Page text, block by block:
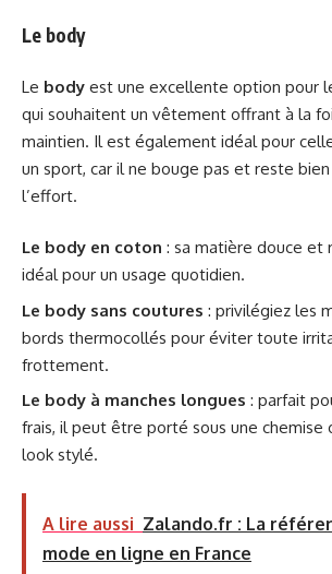
Le body
Le body est une excellente option pour
qui souhaitent un vêtement offrant à la
maintien. Il est également idéal pour
un sport, car il ne bouge pas et reste
l’effort.
Le body en coton : sa matière douce et
idéal pour un usage quotidien.
Le body sans coutures : privilégiez les
bords thermocollés pour éviter toute
frottement.
Le body à manches longues : parfait
frais, il peut être porté sous une chemise
look stylé.
A lire aussi Zalando.fr : La
mode en ligne en France